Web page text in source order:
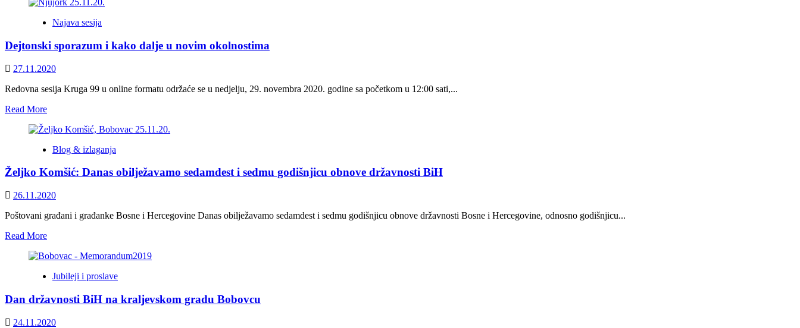
about
Dejton
nesavršen,
on
ni
da
trajan
Najava sesija
Dejtonski sporazum i kako dalje u novim okolnostima
27.11.2020
Redovna sesija Kruga 99 u online formatu održaće se u nedjelju, 29. novembra 2020. godine sa početkom u 12:00 sati,...
Read MoreRead
about
sporazum
kako
u
okolnostima
Blog & izlaganja
Željko Komšić: Danas obilježavamo sedamdest i sedmu godišnjicu obnove državnosti BiH
26.11.2020
Poštovani građani i građanke Bosne i Hercegovine Danas obilježavamo sedamdest i sedmu godišnjicu obnove državnosti Bosne i Hercegovine, odnosno godišnjicu...
Read MoreRead
about
Komšić:
obilježavamo
i
Jubileji i proslave
Dan državnosti BiH na kraljevskom gradu Bobovcu
24.11.2020